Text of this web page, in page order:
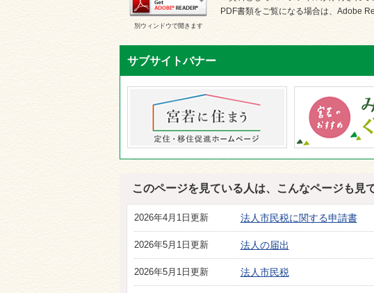
別ウィンドウで開きます
PDF書類をご覧になる場合は、Adobe
サブサイトバナー
このページを見ている人は、こんなページも見
2026年4月1日更新 法人市民税に関する申請書
2026年5月1日更新 法人の届出
2026年5月1日更新 法人市民税